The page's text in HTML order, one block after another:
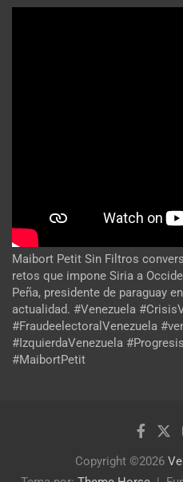
Maibort Petit Sin Filtros
retos que impone Siria a
Peña, presidente de paraguay
actualidad. #Venezuela
#FraudeelectoralVenezuela
#IzquierdaVenezuela
#MaibortPetit
Copyright ©2026